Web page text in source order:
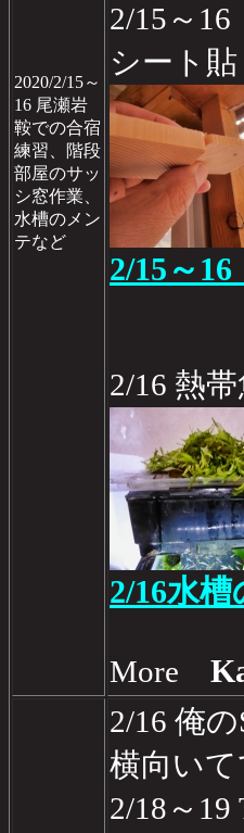
2020/2/15～
16 尾瀬岩
鞍での合宿
練習、階段
部屋のサッ
シ窓作業、
水槽のメン
テなど
2/15～
シート
2/15～
2/16 熱
2/16水
More
2/16 俺
横向い
2/18～